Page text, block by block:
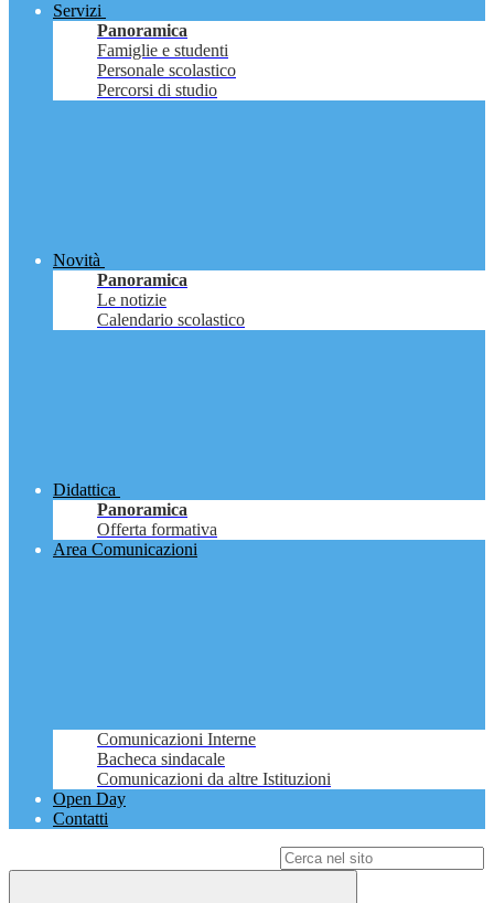
Servizi
Panoramica
Famiglie e studenti
Personale scolastico
Percorsi di studio
Novità
Panoramica
Le notizie
Calendario scolastico
Didattica
Panoramica
Offerta formativa
Area Comunicazioni
Comunicazioni Interne
Bacheca sindacale
Comunicazioni da altre Istituzioni
Open Day
Contatti